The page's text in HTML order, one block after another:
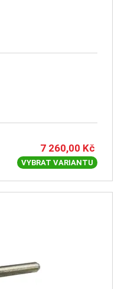
7 260,00 Kč
VYBRAT VARIANTU